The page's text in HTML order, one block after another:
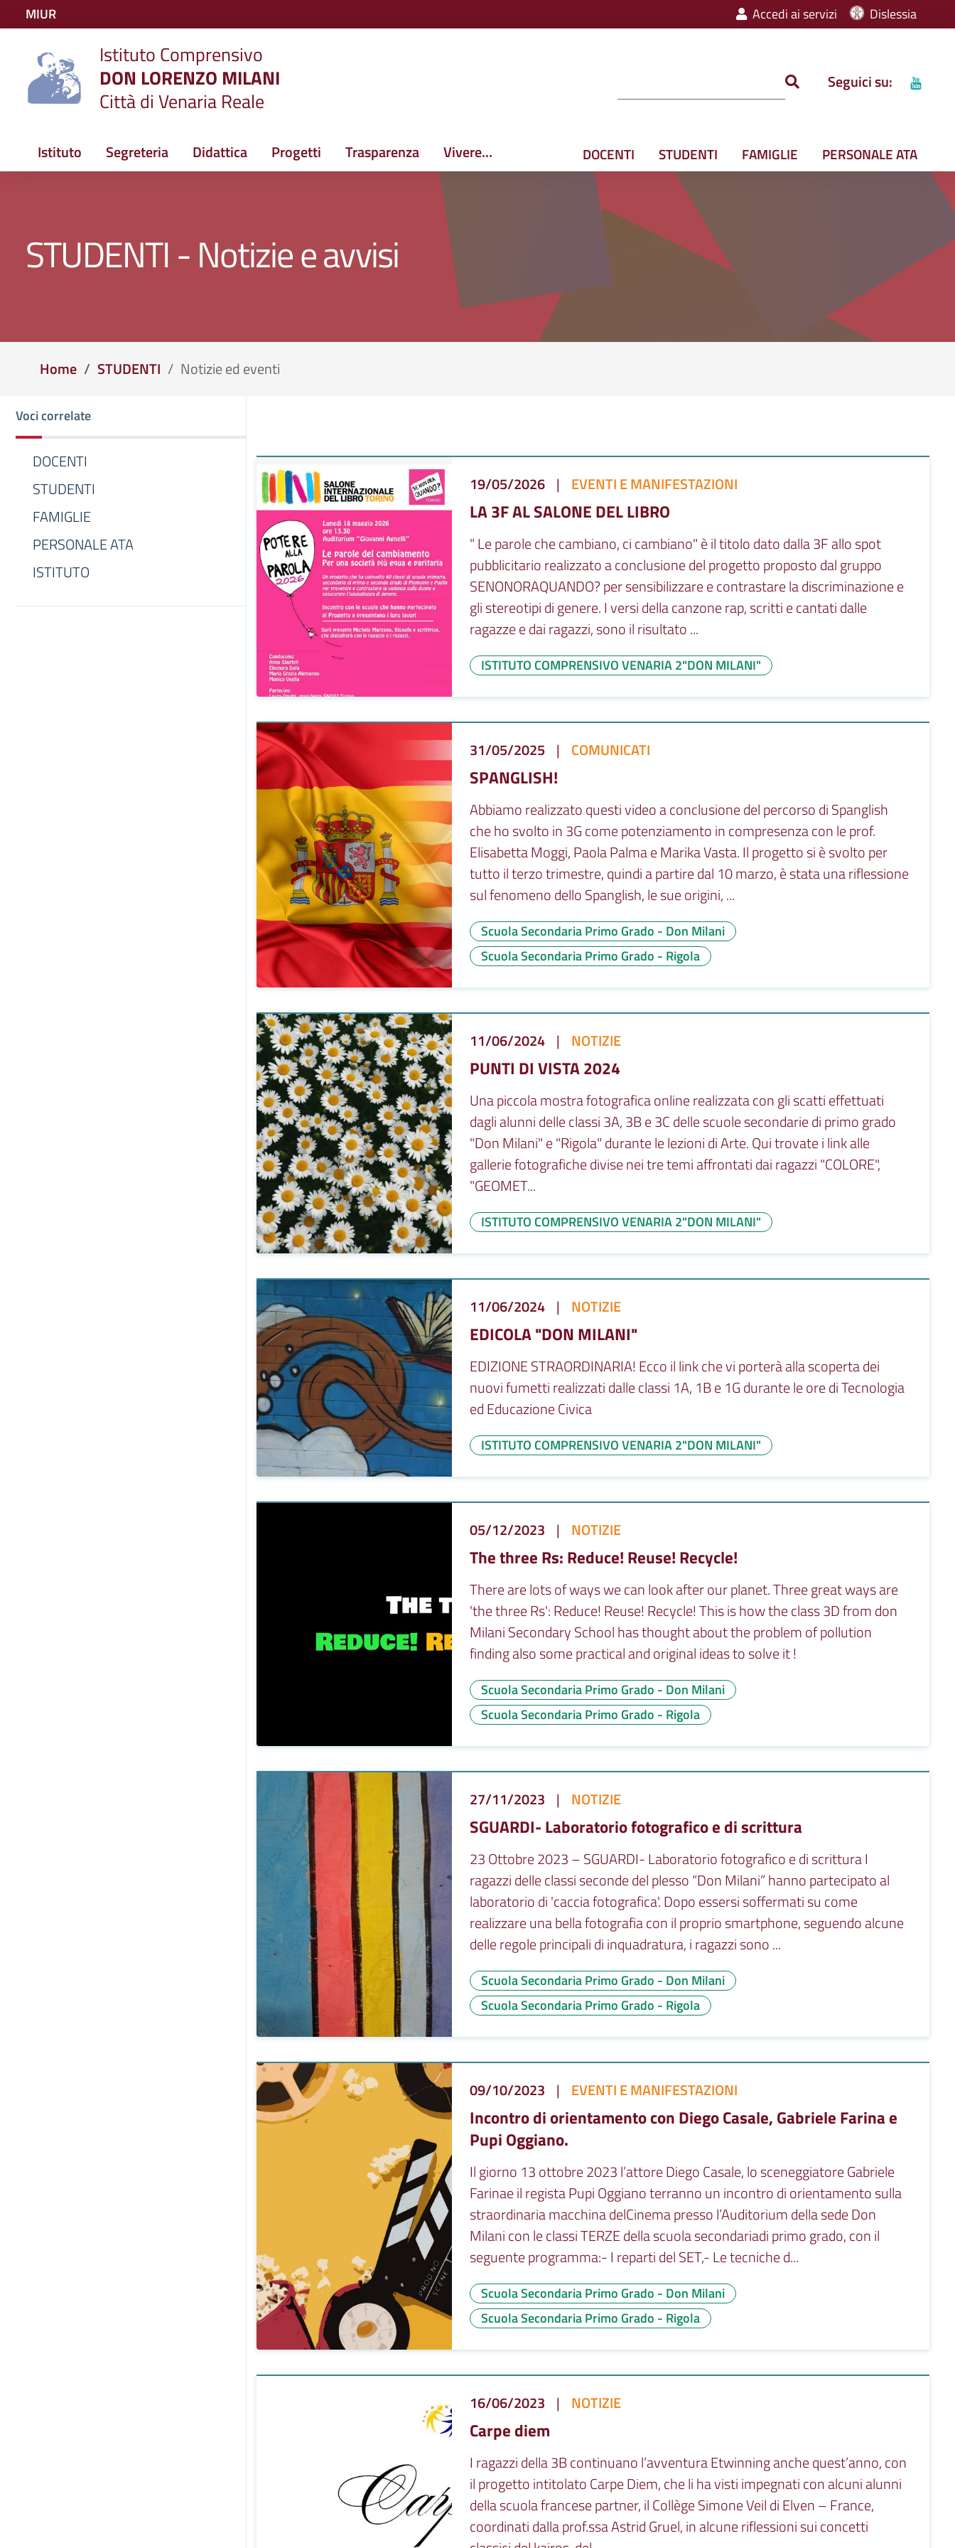
Vai ai contenuti
Vai al menu di navigazione
Vai al footer
MIUR Accedi ai servizi Dislessia
Istituto Comprensivo
DON LORENZO MILANI
Città di Venaria Reale
Seguici su:
DOCENTI STUDENTI FAMIGLIE PERSONALE ATA
Istituto Segreteria Didattica Progetti Trasparenza Vivere…
STUDENTI - Notizie e avvisi
Home STUDENTI Notizie ed eventi
Voci correlate
DOCENTI
STUDENTI
FAMIGLIE
PERSONALE ATA
ISTITUTO
19/05/2026 | EVENTI E MANIFESTAZIONI
LA 3F AL SALONE DEL LIBRO
" Le parole che cambiano, ci cambiano" è il titolo dato dalla 3F allo spot
pubblicitario realizzato a conclusione del progetto proposto dal gruppo
SENONORAQUANDO? per sensibilizzare e contrastare la discriminazione e
gli stereotipi di genere. I versi della canzone rap, scritti e cantati dalle
ragazze e dai ragazzi, sono il risultato ...
ISTITUTO COMPRENSIVO VENARIA 2"DON MILANI"
31/05/2025 | COMUNICATI
SPANGLISH!
Abbiamo realizzato questi video a conclusione del percorso di Spanglish
che ho svolto in 3G come potenziamento in compresenza con le prof.
Elisabetta Moggi, Paola Palma e Marika Vasta. Il progetto si è svolto per
tutto il terzo trimestre, quindi a partire dal 10 marzo, è stata una riflessione
sul fenomeno dello Spanglish, le sue origini, ...
Scuola Secondaria Primo Grado - Don Milani
Scuola Secondaria Primo Grado - Rigola
11/06/2024 | NOTIZIE
PUNTI DI VISTA 2024
Una piccola mostra fotografica online realizzata con gli scatti effettuati
dagli alunni delle classi 3A, 3B e 3C delle scuole secondarie di primo grado
"Don Milani" e "Rigola" durante le lezioni di Arte. Qui trovate i link alle
gallerie fotografiche divise nei tre temi affrontati dai ragazzi "COLORE",
"GEOMET...
ISTITUTO COMPRENSIVO VENARIA 2"DON MILANI"
11/06/2024 | NOTIZIE
EDICOLA "DON MILANI"
EDIZIONE STRAORDINARIA! Ecco il link che vi porterà alla scoperta dei
nuovi fumetti realizzati dalle classi 1A, 1B e 1G durante le ore di Tecnologia
ed Educazione Civica
ISTITUTO COMPRENSIVO VENARIA 2"DON MILANI"
05/12/2023 | NOTIZIE
The three Rs: Reduce! Reuse! Recycle!
There are lots of ways we can look after our planet. Three great ways are
'the three Rs': Reduce! Reuse! Recycle! This is how the class 3D from don
Milani Secondary School has thought about the problem of pollution
finding also some practical and original ideas to solve it !
Scuola Secondaria Primo Grado - Don Milani
Scuola Secondaria Primo Grado - Rigola
27/11/2023 | NOTIZIE
SGUARDI- Laboratorio fotografico e di scrittura
23 Ottobre 2023 – SGUARDI- Laboratorio fotografico e di scrittura I
ragazzi delle classi seconde del plesso “Don Milani” hanno partecipato al
laboratorio di 'caccia fotografica'. Dopo essersi soffermati su come
realizzare una bella fotografia con il proprio smartphone, seguendo alcune
delle regole principali di inquadratura, i ragazzi sono ...
Scuola Secondaria Primo Grado - Don Milani
Scuola Secondaria Primo Grado - Rigola
09/10/2023 | EVENTI E MANIFESTAZIONI
Incontro di orientamento con Diego Casale, Gabriele Farina e
Pupi Oggiano.
Il giorno 13 ottobre 2023 l’attore Diego Casale, lo sceneggiatore Gabriele
Farinae il regista Pupi Oggiano terranno un incontro di orientamento sulla
straordinaria macchina delCinema presso l’Auditorium della sede Don
Milani con le classi TERZE della scuola secondariadi primo grado, con il
seguente programma:- I reparti del SET,- Le tecniche d...
Scuola Secondaria Primo Grado - Don Milani
Scuola Secondaria Primo Grado - Rigola
16/06/2023 | NOTIZIE
Carpe diem
I ragazzi della 3B continuano l’avventura Etwinning anche quest’anno, con
il progetto intitolato Carpe Diem, che li ha visti impegnati con alcuni alunni
della scuola francese partner, il Collège Simone Veil di Elven – France,
coordinati dalla prof.ssa Astrid Gruel, in alcune riflessioni sui concetti